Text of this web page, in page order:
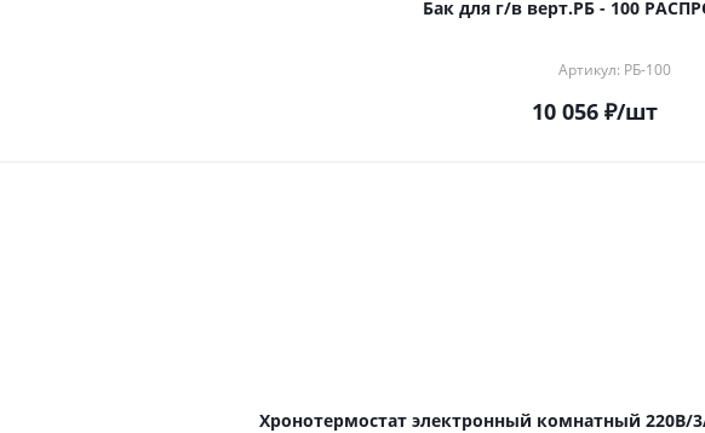
Бак для г/в верт.РБ - 100
Артикул: РБ-100
10 056 ₽/шт
Хронотермостат электронный комнатный 220В/